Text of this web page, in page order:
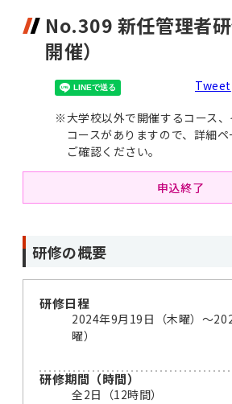
No.309 新任管理者
開催）
Tweet
※大学校以外で開催するコース
コースがありますので、詳細
ご確認ください。
申込終了
研修の概要
研修日程
2024年9月19日（木曜）～
曜）
研修期間（時間）
全2日（12時間）